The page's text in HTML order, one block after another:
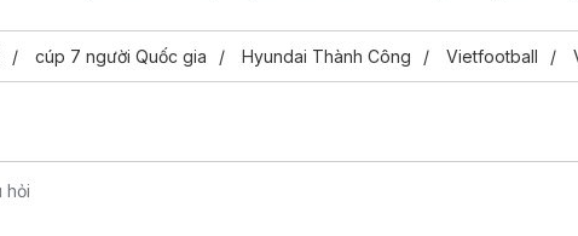
cúp 7 người Quốc gia Hyundai Thành Công Vietfootball